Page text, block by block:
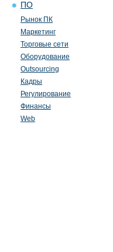
ПО
Рынок ПК
Маркетинг
Торговые сети
Оборудование
Outsourcing
Кадры
Регулирование
Финансы
Web